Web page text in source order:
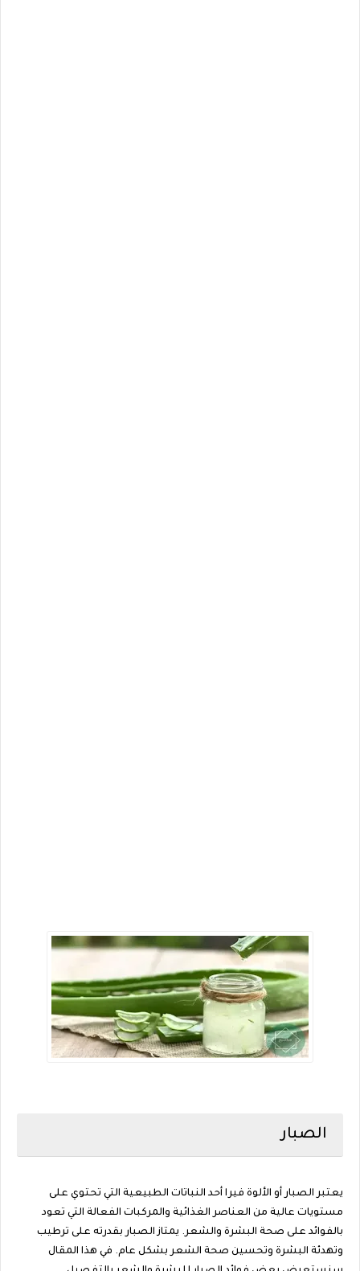
الصبار
يعتبر الصبار أو الألوة فيرا أحد النباتات الطبيعية التي تحتوي على
مستويات عالية من العناصر الغذائية والمركبات الفعالة التي تعود
بالفوائد على صحة البشرة والشعر. يمتاز الصبار بقدرته على ترطيب
وتهدئة البشرة وتحسين صحة الشعر بشكل عام. في هذا المقال